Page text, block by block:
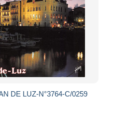
DE LUZ-N°3764-C/0259